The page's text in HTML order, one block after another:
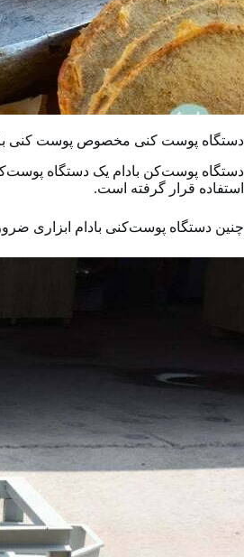
دستگاه پوست کنی مخصوص پوست کنی
دستگاه پوست‌کن بادام یک دستگاه
استفاده قرار گرفته است.
چنین دستگاه پوست‌کنی بادام ابزاری